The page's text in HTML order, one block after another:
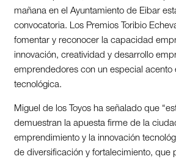
mañana en el Ayuntamiento de Eibar
convocatoria. Los Premios Toribio
fomentar y reconocer la capacidad
innovación, creatividad y desarrollo
emprendedores con un especial acento
tecnológica.
Miguel de los Toyos ha señalado que
demuestran la apuesta firme de la
emprendimiento y la innovación
de diversificación y fortalecimiento, que